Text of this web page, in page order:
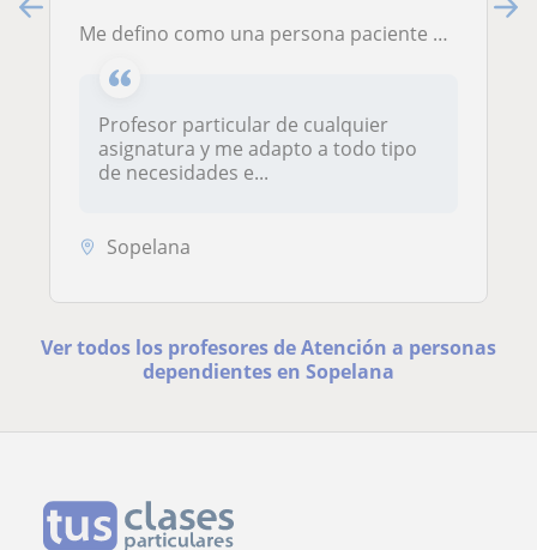
Me defino como una persona paciente y empatica
Profesor particular de cualquier
asignatura y me adapto a todo tipo
de necesidades e...
Sopelana
Ver todos los profesores de Atención a personas
dependientes en Sopelana